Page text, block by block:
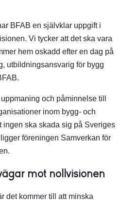
BFAB en självklar uppgift i
Vi tycker att det ska vara
hem oskadd efter en dag på
utbildningsansvarig för bygg
och påminnelse till
inom bygg- och
ingen ska skada sig på Sveriges
föreningen Samverkan för
mot nollvisionen
det kommer till att minska